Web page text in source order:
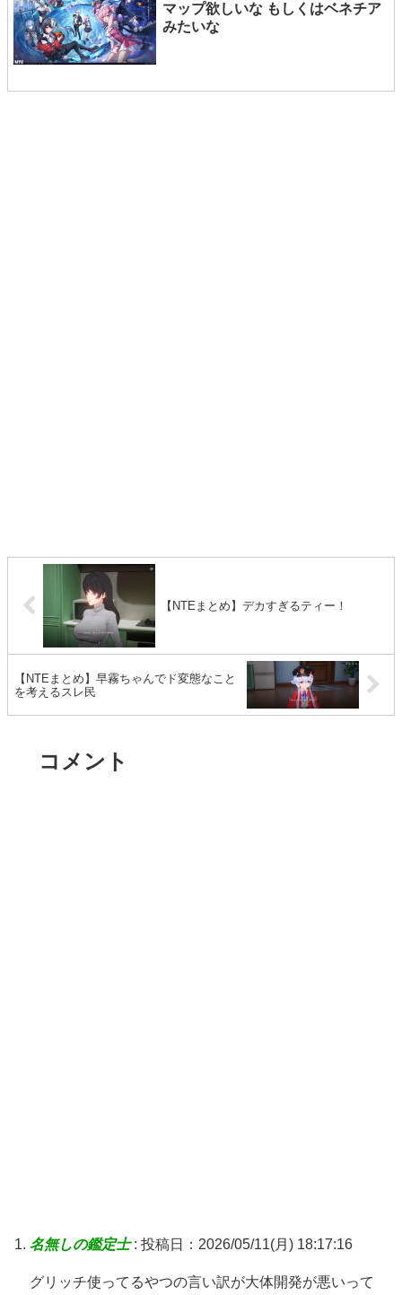
マップ欲しいな もしくはベネチア
みたいな
【NTEまとめ】デカすぎるティー！
【NTEまとめ】早霧ちゃんでド変態なこと
を考えるスレ民
コメント
名無しの鑑定士: 投稿日：2026/05/11(月) 18:17:16
グリッチ使ってるやつの言い訳が大体開発が悪いって